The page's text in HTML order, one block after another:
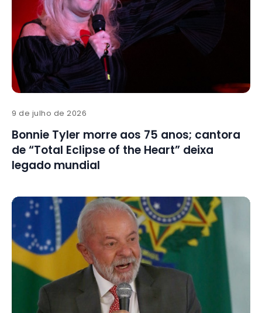
9 de julho de 2026
Bonnie Tyler morre aos 75 anos; cantora
de “Total Eclipse of the Heart” deixa
legado mundial